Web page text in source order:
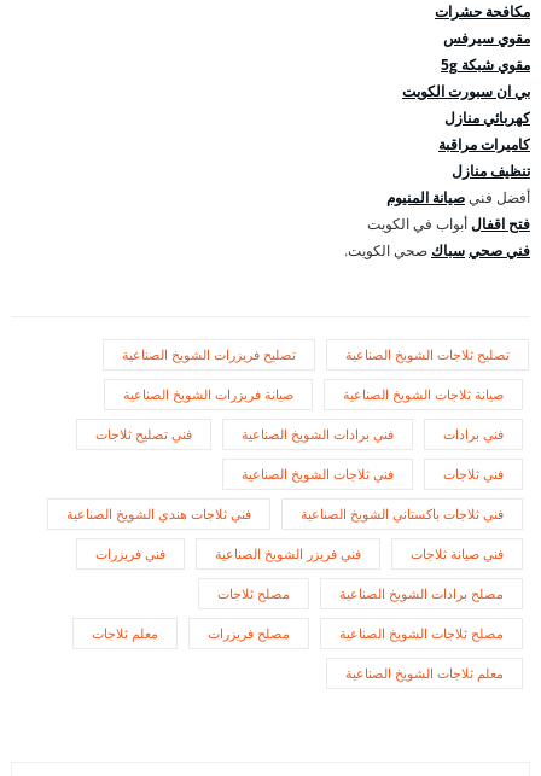
مكافحة حشرات
مقوي سيرفس
مقوي شبكة 5g
بي ان سبورت الكويت
كهربائي منازل
كاميرات مراقبة
تنظيف منازل
أفضل فنيصيانة المنيوم
فتح اقفالأبواب في الكويت
فني صحيسباك صحي الكويت.
تصليح ثلاجات الشويخ الصناعية تصليح فريزرات الشويخ الصناعية
صيانة ثلاجات الشويخ الصناعية صيانة فريزرات الشويخ الصناعية
فني برادات فني برادات الشويخ الصناعية فني تصليح ثلاجات
فني ثلاجات فني ثلاجات الشويخ الصناعية
فني ثلاجات باكستاني الشويخ الصناعية فني ثلاجات هندي الشويخ الصناعية
فني صيانة ثلاجات فني فريزر الشويخ الصناعية فني فريزرات
مصلح برادات الشويخ الصناعية مصلح ثلاجات
مصلح ثلاجات الشويخ الصناعية مصلح فريزرات معلم ثلاجات
معلم ثلاجات الشويخ الصناعية